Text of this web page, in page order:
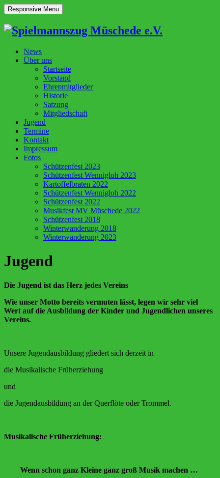
Responsive Menu
News
Über uns
Startseite
Vorstand
Ehrenmitglieder
Historie
Satzung
Mitgliedschaft
Jugend
Termine
Kontakt
Impressum
Fotos
Schützenfest 2023
Schützenfest Wennigloh 2023
Kartoffelbraten 2022
Schützenfest Wennigloh 2022
Schützenfest 2022
Musikfest MV Müschede 2022
Schützenfest 2018
Winterwanderung 2018
Winterwanderung 2023
Jugend
Die Jugend ist das Herz jedes Vereins
Wie unser Motto bereits vermuten lässt, legen wir sehr viel
Wert auf die Ausbildung der Kinder und Jugendlichen unseres
Vereins.
Unsere Jugendausbildung gliedert sich derzeit in
die Musikalische Früherziehung
und
die Jugendausbildung an der Querflöte oder Trommel.
Musikalische Früherziehung:
Wenn schon ganz Kleine ganz groß Musik machen …